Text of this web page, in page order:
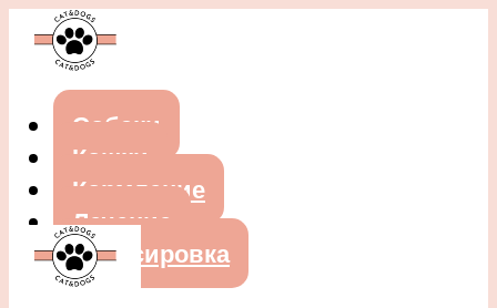
Собаки
Кошки
Кормление
Лечение
Дрессировка